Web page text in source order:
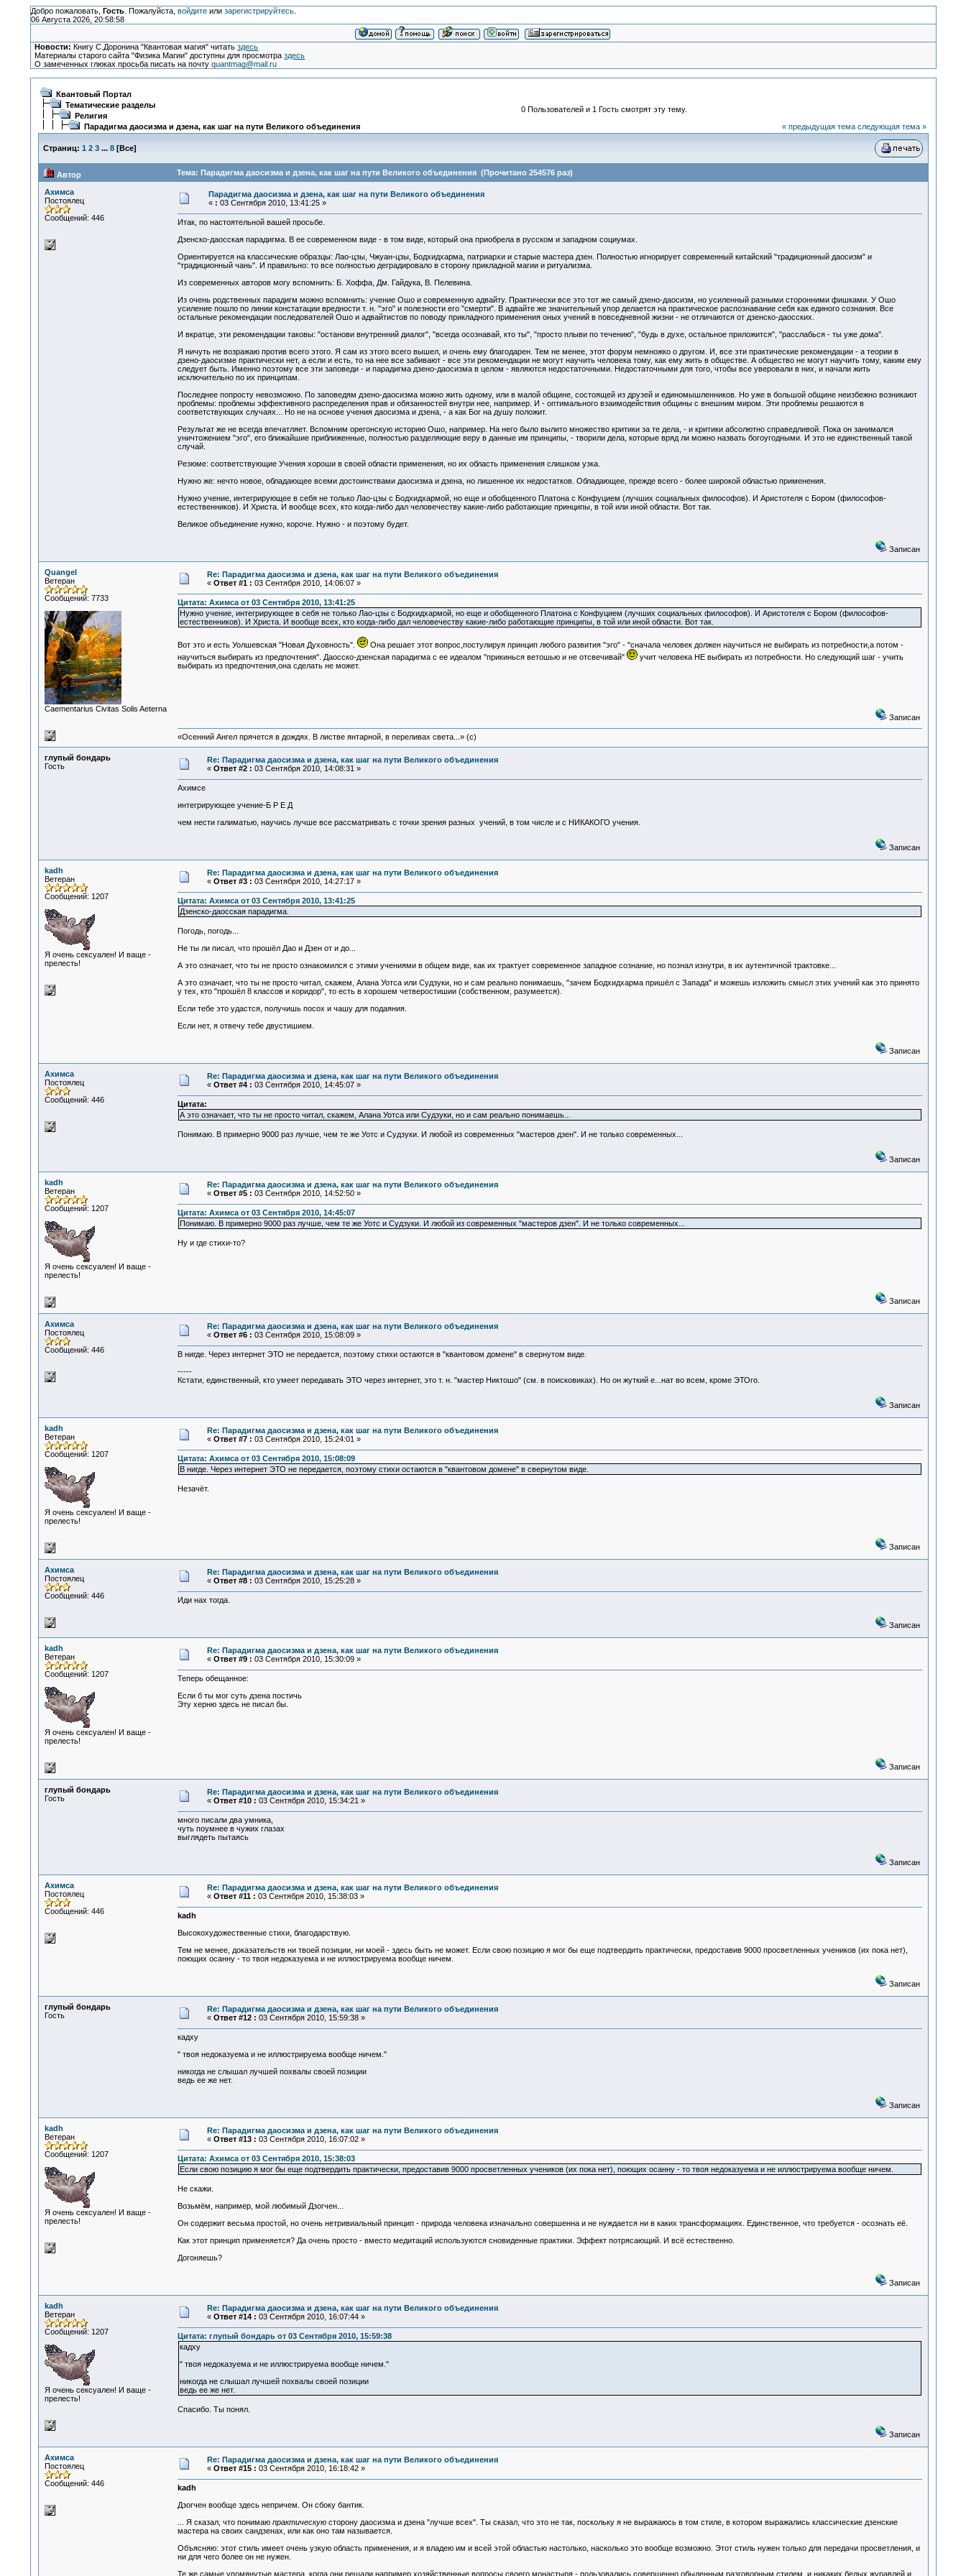
Добро пожаловать, Гость. Пожалуйста, войдитеили зарегистрируйтесь.
06 Августа 2026, 20:58:58
Новости: Книгу С.Доронина "Квантовая магия" читатьздесь
Материалы старого сайта "Физика Магии" доступны для просмотраздесь
О замеченных глюках просьба писать на почтуquantmag@mail.ru
Квантовый Портал
Тематические разделы
Религия
Парадигма даосизма и дзена, как шаг на пути Великого объединения
0 Пользователей и 1 Гость смотрят эту тему.
« предыдущая тема следующая тема »
Страниц: 1 2 3 ... 8[Все]
Автор Тема: Парадигма даосизма и дзена, как шаг на пути Великого объединения (Прочитано 254576 раз)
Ахимса
Постоялец
Сообщений: 446
Парадигма даосизма и дзена, как шаг на пути Великого объединения
« : 03 Сентября 2010, 13:41:25 »
Итак, по настоятельной вашей просьбе.
Дзенско-даосская парадигма. В ее современном виде - в том виде, который она приобрела в русском и западном социумах.
Ориентируется на классические образцы: Лао-цзы, Чжуан-цзы, Бодхидхарма, патриархи и старые мастера дзен. Полностью игнорирует современный китайский "традиционный даосизм" и
"традиционный чань". И правильно: то все полностью деградировало в сторону прикладной магии и ритуализма.
Из современных авторов могу вспомнить: Б. Хоффа, Дм. Гайдука, В. Пелевина.
Из очень родственных парадигм можно вспомнить: учение Ошо и современную адвайту. Практически все это тот же самый дзено-даосизм, но усиленный разными сторонними фишками. У Ошо
усиление пошло по линии констатации вредности т. н. "эго" и полезности его "смерти". В адвайте же значительный упор делается на практическое распознавание себя как единого сознания. Все
остальные рекомендации последователей Ошо и адвайтистов по поводу прикладного применения оных учений в повседневной жизни - не отличаются от дзенско-даосских.
И вкратце, эти рекомендации таковы: "останови внутренний диалог", "всегда осознавай, кто ты", "просто плыви по течению", "будь в духе, остальное приложится", "расслабься - ты уже дома".
Я ничуть не возражаю против всего этого. Я сам из этого всего вышел, и очень ему благодарен. Тем не менее, этот форум немножко о другом. И, все эти практические рекомендации - а теории в
дзено-даосизме практически нет, а если и есть, то на нее все забивают - все эти рекомендации не могут научить человека тому, как ему жить в обществе. А общество не могут научить тому, каким ему
следует быть. Именно поэтому все эти заповеди - и парадигма дзено-даосизма в целом - являются недостаточными. Недостаточными для того, чтобы все уверовали в них, и начали жить
исключительно по их принципам.
Последнее попросту невозможно. По заповедям дзено-даосизма можно жить одному, или в малой общине, состоящей из друзей и единомышленников. Но уже в большой общине неизбежно возникают
проблемы: проблемы эффективного распределения прав и обязанностей внутри нее, например. И - оптимального взаимодействия общины с внешним миром. Эти проблемы решаются в
соответствующих случаях... Но не на основе учения даосизма и дзена, - а как Бог на душу положит.
Результат же не всегда впечатляет. Вспомним орегонскую историю Ошо, например. На него было вылито множество критики за те дела, - и критики абсолютно справедливой. Пока он занимался
уничтожением "эго", его ближайшие приближенные, полностью разделяющие веру в данные им принципы, - творили дела, которые вряд ли можно назвать богоугодными. И это не единственный такой
случай.
Резюме: соответствующие Учения хороши в своей области применения, но их область применения слишком узка.
Нужно же: нечто новое, обладающее всеми достоинствами даосизма и дзена, но лишенное их недостатков. Обладающее, прежде всего - более широкой областью применения.
Нужно учение, интегрирующее в себя не только Лао-цзы с Бодхидхармой, но еще и обобщенного Платона с Конфуцием (лучших социальных философов). И Аристотеля с Бором (философов-
естественников). И Христа. И вообще всех, кто когда-либо дал человечеству какие-либо работающие принципы, в той или иной области. Вот так.
Великое объединение нужно, короче. Нужно - и поэтому будет.
Записан
Quangel
Ветеран
Сообщений: 7733
Сaementarius Civitas Solis Aeterna
Re: Парадигма даосизма и дзена, как шаг на пути Великого объединения
« Ответ #1 : 03 Сентября 2010, 14:06:07 »
Цитата: Ахимса от 03 Сентября 2010, 13:41:25
Нужно учение, интегрирующее в себя не только Лао-цзы с Бодхидхармой, но еще и обобщенного Платона с Конфуцием (лучших социальных философов). И Аристотеля с Бором (философов-
естественников). И Христа. И вообще всех, кто когда-либо дал человечеству какие-либо работающие принципы, в той или иной области. Вот так.
Вот это и есть Уолшевская "Новая Духовность".
Она решает этот вопрос,постулируя принцип любого развития "эго" - "сначала человек должен научиться не выбирать из потребности,а потом -
научиться выбирать из предпочтения". Даосско-дзенская парадигма с ее идеалом "прикинься ветошью и не отсвечивай"
учит человека НЕ выбирать из потребности. Но следующий шаг - учить
выбирать из предпочтения,она сделать не может.
Записан
«Осенний Ангел прячется в дождях. В листве янтарной, в переливах света...» (c)
глупый бондарь
Гость
Re: Парадигма даосизма и дзена, как шаг на пути Великого объединения
« Ответ #2 : 03 Сентября 2010, 14:08:31 »
Ахимсе
интегрирующее учение-Б Р Е Д
чем нести галиматью, научись лучше все рассматривать с точки зрения разных учений, в том числе и с НИКАКОГО учения.
Записан
kadh
Ветеран
Сообщений: 1207
Я очень сексуален! И ваще -
прелесть!
Re: Парадигма даосизма и дзена, как шаг на пути Великого объединения
« Ответ #3 : 03 Сентября 2010, 14:27:17 »
Цитата: Ахимса от 03 Сентября 2010, 13:41:25
Дзенско-даосская парадигма.
Погодь, погодь...
Не ты ли писал, что прошёл Дао и Дзен от и до...
А это означает, что ты не просто ознакомился с этими учениями в общем виде, как их трактует современное западное сознание, но познал изнутри, в их аутентичной трактовке...
А это означает, что ты не просто читал, скажем, Алана Уотса или Судзуки, но и сам реально понимаешь, "зачем Бодхидхарма пришёл с Запада" и можешь изложить смысл этих учений как это принято
у тех, кто "прошёл 8 классов и коридор", то есть в хорошем четверостишии (собственном, разумеется).
Если тебе это удастся, получишь посох и чашу для подаяния.
Если нет, я отвечу тебе двустишием.
Записан
Ахимса
Постоялец
Сообщений: 446
Re: Парадигма даосизма и дзена, как шаг на пути Великого объединения
« Ответ #4 : 03 Сентября 2010, 14:45:07 »
Цитата:
А это означает, что ты не просто читал, скажем, Алана Уотса или Судзуки, но и сам реально понимаешь...
Понимаю. В примерно 9000 раз лучше, чем те же Уотс и Судзуки. И любой из современных "мастеров дзен". И не только современных...
Записан
kadh
Ветеран
Сообщений: 1207
Я очень сексуален! И ваще -
прелесть!
Re: Парадигма даосизма и дзена, как шаг на пути Великого объединения
« Ответ #5 : 03 Сентября 2010, 14:52:50 »
Цитата: Ахимса от 03 Сентября 2010, 14:45:07
Понимаю. В примерно 9000 раз лучше, чем те же Уотс и Судзуки. И любой из современных "мастеров дзен". И не только современных...
Ну и где стихи-то?
Записан
Ахимса
Постоялец
Сообщений: 446
Re: Парадигма даосизма и дзена, как шаг на пути Великого объединения
« Ответ #6 : 03 Сентября 2010, 15:08:09 »
В нигде. Через интернет ЭТО не передается, поэтому стихи остаются в "квантовом домене" в свернутом виде.
-----
Кстати, единственный, кто умеет передавать ЭТО через интернет, это т. н. "мастер Никтошо" (см. в поисковиках). Но он жуткий е...нат во всем, кроме ЭТОго.
Записан
kadh
Ветеран
Сообщений: 1207
Я очень сексуален! И ваще -
прелесть!
Re: Парадигма даосизма и дзена, как шаг на пути Великого объединения
« Ответ #7 : 03 Сентября 2010, 15:24:01 »
Цитата: Ахимса от 03 Сентября 2010, 15:08:09
В нигде. Через интернет ЭТО не передается, поэтому стихи остаются в "квантовом домене" в свернутом виде.
Незачёт.
Записан
Ахимса
Постоялец
Сообщений: 446
Re: Парадигма даосизма и дзена, как шаг на пути Великого объединения
« Ответ #8 : 03 Сентября 2010, 15:25:28 »
Иди нах тогда.
Записан
kadh
Ветеран
Сообщений: 1207
Я очень сексуален! И ваще -
прелесть!
Re: Парадигма даосизма и дзена, как шаг на пути Великого объединения
« Ответ #9 : 03 Сентября 2010, 15:30:09 »
Теперь обещанное:
Если б ты мог суть дзена постичь
Эту херню здесь не писал бы.
Записан
глупый бондарь
Гость
Re: Парадигма даосизма и дзена, как шаг на пути Великого объединения
« Ответ #10 : 03 Сентября 2010, 15:34:21 »
много писали два умника,
чуть поумнее в чужих глазах
выглядеть пытаясь
Записан
Ахимса
Постоялец
Сообщений: 446
Re: Парадигма даосизма и дзена, как шаг на пути Великого объединения
« Ответ #11 : 03 Сентября 2010, 15:38:03 »
kadh
Высокохудожественные стихи, благодарствую.
Тем не менее, доказательств ни твоей позиции, ни моей - здесь быть не может. Если свою позицию я мог бы еще подтвердить практически, предоставив 9000 просветленных учеников (их пока нет),
поющих осанну - то твоя недоказуема и не иллюстрируема вообще ничем.
Записан
глупый бондарь
Гость
Re: Парадигма даосизма и дзена, как шаг на пути Великого объединения
« Ответ #12 : 03 Сентября 2010, 15:59:38 »
кадху
" твоя недоказуема и не иллюстрируема вообще ничем."
никогда не слышал лучшей похвалы своей позиции
ведь ее же нет.
Записан
kadh
Ветеран
Сообщений: 1207
Я очень сексуален! И ваще -
прелесть!
Re: Парадигма даосизма и дзена, как шаг на пути Великого объединения
« Ответ #13 : 03 Сентября 2010, 16:07:02 »
Цитата: Ахимса от 03 Сентября 2010, 15:38:03
Если свою позицию я мог бы еще подтвердить практически, предоставив 9000 просветленных учеников (их пока нет), поющих осанну - то твоя недоказуема и не иллюстрируема вообще ничем.
Не скажи.
Возьмём, например, мой любимый Дзогчен...
Он содержит весьма простой, но очень нетривиальный принцип - природа человека изначально совершенна и не нуждается ни в каких трансформациях. Единственное, что требуется - осознать её.
Как этот принцип применяется? Да очень просто - вместо медитаций используются сновиденные практики. Эффект потрясающий. И всё естественно.
Догоняешь?
Записан
kadh
Ветеран
Сообщений: 1207
Я очень сексуален! И ваще -
прелесть!
Re: Парадигма даосизма и дзена, как шаг на пути Великого объединения
« Ответ #14 : 03 Сентября 2010, 16:07:44 »
Цитата: глупый бондарь от 03 Сентября 2010, 15:59:38
кадху
" твоя недоказуема и не иллюстрируема вообще ничем."
никогда не слышал лучшей похвалы своей позиции
ведь ее же нет.
Спасибо. Ты понял.
Записан
Ахимса
Постоялец
Сообщений: 446
Re: Парадигма даосизма и дзена, как шаг на пути Великого объединения
« Ответ #15 : 03 Сентября 2010, 16:18:42 »
kadh
Дзогчен вообще здесь непричем. Он сбоку бантик.
... Я сказал, что понимаю практическуюсторону даосизма и дзена "лучше всех". Ты сказал, что это не так, поскольку я не выражаюсь в том стиле, в котором выражались классические дзенские
мастера на своих сандзенах, или как оно там называется.
Объясняю: этот стиль имеет очень узкую область применения, и я владею им и всей этой областью настолько, насколько это вообще возможно. Этот стиль нужен только для передачи просветления, и
ни для чего более он не нужен.
Те же самые упомянутые мастера, когда они решали например хозяйственные вопросы своего монастыря - пользовались совершенно обыденным разговорным стилем, и никаких белых журавлей и